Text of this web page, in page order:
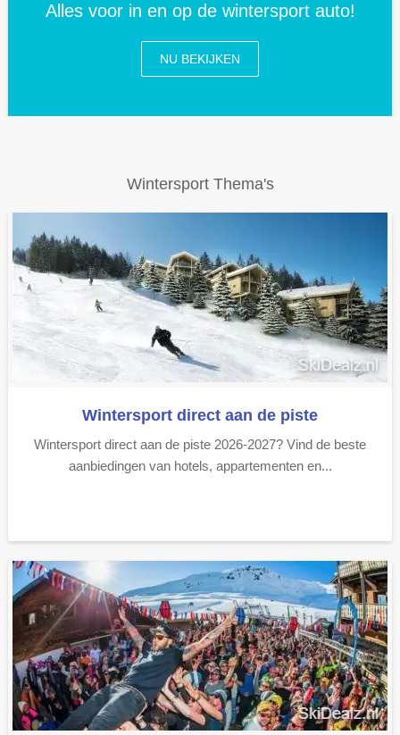
Alles voor in en op de wintersport auto!
NU BEKIJKEN
Wintersport Thema's
Wintersport direct aan de piste
Wintersport direct aan de piste 2026-2027? Vind de beste
aanbiedingen van hotels, appartementen en...